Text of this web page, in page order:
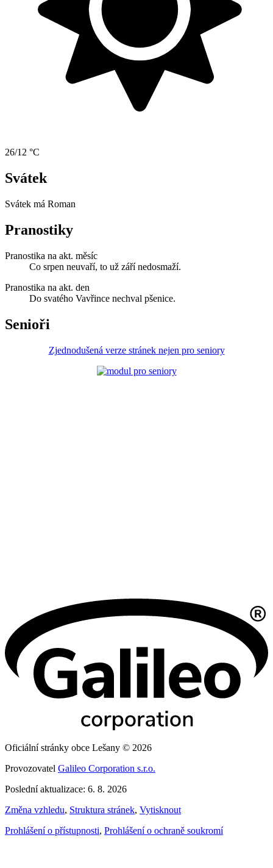
26/12 °C
Svátek
Svátek má Roman
Pranostiky
Pranostika na akt. měsíc
Co srpen neuvaří, to už září nedosmaží.
Pranostika na akt. den
Do svatého Vavřince nechval pšenice.
Senioři
Zjednodušená verze stránek nejen pro seniory
Oficiální stránky obce Lešany © 2026
Provozovatel Galileo Corporation s.r.o.
Poslední aktualizace: 6. 8. 2026
Změna vzhledu, Struktura stránek, Vytisknout
Prohlášení o přístupnosti, Prohlášení o ochraně soukromí